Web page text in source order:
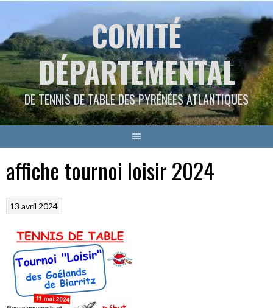
contenu
COMITÉ
DÉPARTEMENTAL
DE TENNIS DE TABLE DES PYRÉNÉES ATLANTIQUES
affiche tournoi loisir 2024
13 avril 2024